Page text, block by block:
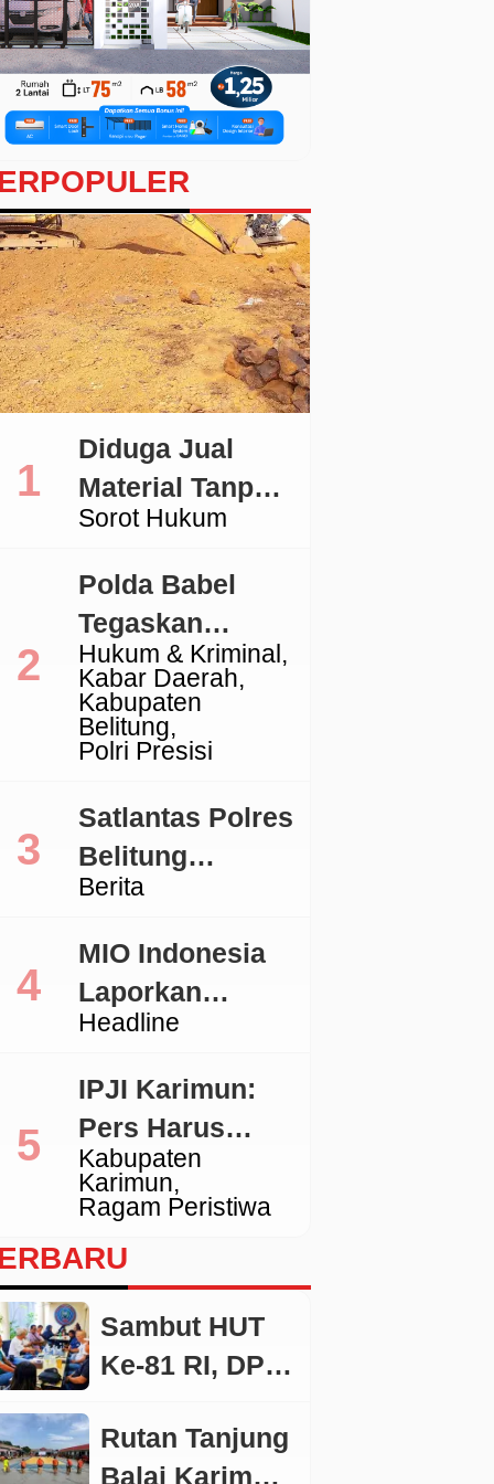
Sorot Hukum
Diduga Jual
Material Tanpa
Izin, Aktivitas
Lingga Jadi
Sorotan
Hukum & Kriminal
Kabar Daerah
Kabupaten
Belitung
Polri Presisi
Polda Babel
Tegaskan
Komitmen
Penegakan
Hukum Terkait
Pasir Timah
Ilegal Di
Belitung
Berita
Satlantas Polres
Belitung
Tertibkan
dengan TNKB
Tidak Sesuai
Headline
MIO Indonesia
Laporkan
Pengacara
Polda Metro
Jaya
Kabupaten
Karimun
Ragam Peristiwa
IPJI Karimun:
Pers Harus
Dilindungi,
Wartawan yang
Melanggar Etika
Juga Wajib
Dikoreksi
Sambut HUT
Ke-81 RI, DPW
Siapkan Bakti
Rutan Tanjung
Balai Karimun